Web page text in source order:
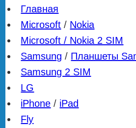
Главная
Microsoft / Nokia
Microsoft / Nokia 2 SIM
Samsung / Планшеты
Samsung 2 SIM
LG
iPhone / iPad
Fly